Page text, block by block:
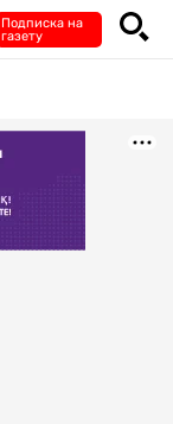
Подписка на
газету